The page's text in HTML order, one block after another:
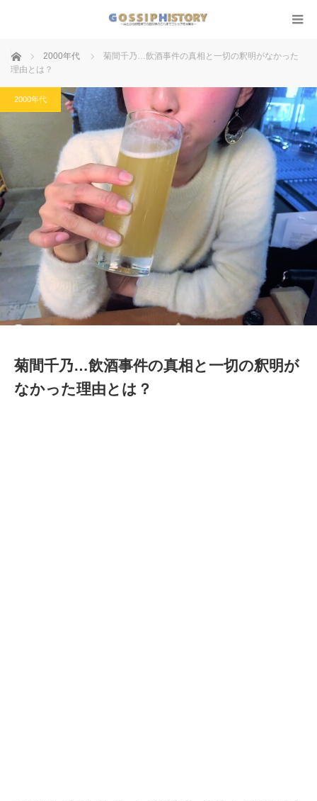
ホーム 2000年代
菊間千乃…飲酒事件の真相と一切の釈明がなかった
理由とは？
2000年代
菊間千乃…飲酒事件の真相と一切の釈明が
なかった理由とは？